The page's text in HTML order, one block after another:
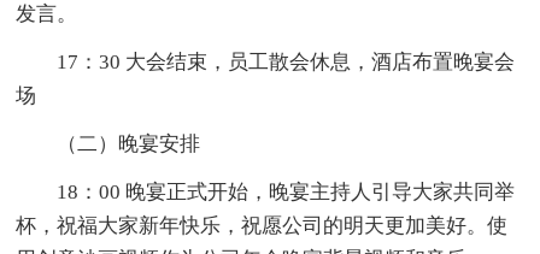
发言。
17：30 大会结束，员工散会休息，酒店布置晚宴会
场
（二）晚宴安排
18：00 晚宴正式开始，晚宴主持人引导大家共同举
杯，祝福大家新年快乐，祝愿公司的明天更加美好。使